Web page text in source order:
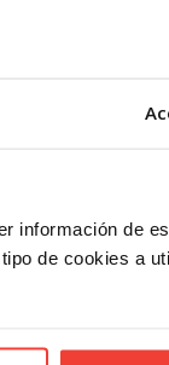
información de
de cookies a
la subida del